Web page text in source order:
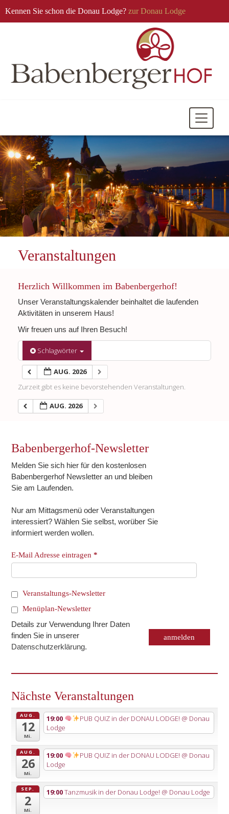
Kennen Sie schon die Donau Lodge? zur Donau Lodge
Mobile
Veranstaltungen
Herzlich Willkommen im Babenbergerhof!
Unser Veranstaltungskalender beinhaltet die laufenden
Aktivitäten in unserem Haus!
Wir freuen uns auf Ihren Besuch!
Schlagwörter
AUG. 2026
Zurzeit gibt es keine bevorstehenden Veranstaltungen.
AUG. 2026
Babenbergerhof-Newsletter
Melden Sie sich hier für den kostenlosen
Babenbergerhof Newsletter an und bleiben
Sie am Laufenden.
Nur am Mittagsmenü oder Veranstaltungen
interessiert? Wählen Sie selbst, worüber Sie
informiert werden wollen.
E-Mail Adresse eintragen*
Veranstaltungs-Newsletter
Menüplan-Newsletter
Details zur Verwendung Ihrer Daten
finden Sie in unserer
Datenschutzerklärung.
Nächste Veranstaltungen
AUG.
12
Mi.
19:00 PUB QUIZ in der DONAU LODGE! @ Donau
Lodge
AUG.
26
Mi.
19:00 PUB QUIZ in der DONAU LODGE! @ Donau
Lodge
SEP.
2
Mi.
19:00Tanzmusik in der Donau Lodge! @ Donau Lodge